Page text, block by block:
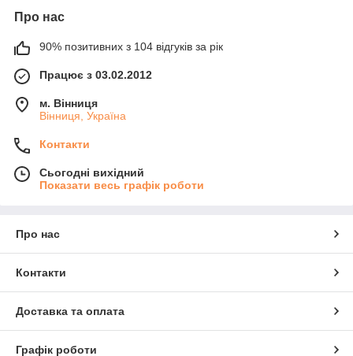
Про нас
90% позитивних з 104 відгуків за рік
Працює з 03.02.2012
м. Вінниця
Вінниця, Україна
Контакти
Сьогодні вихідний
Показати весь графік роботи
Про нас
Контакти
Доставка та оплата
Графік роботи